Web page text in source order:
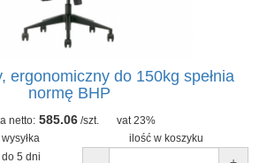
ergonomiczny do 150kg spełnia
normę BHP
netto: 585.06 /szt.
vat 23%
wysyłka
ilość w koszyku
do 5 dni